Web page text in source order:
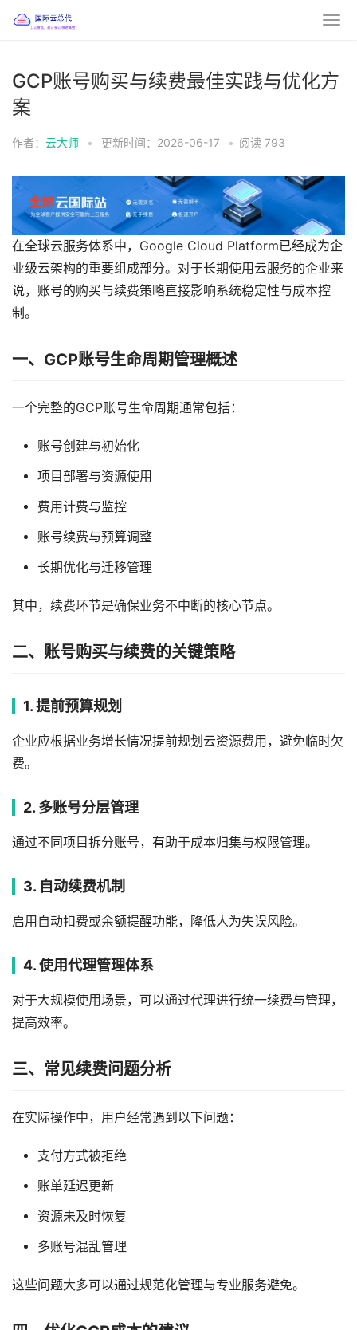
GCP账号购买与续费最佳实践与优化方
案
作者： 云大师 • 更新时间：2026-06-17 • 阅读 793
在全球云服务体系中， Google Cloud Platform已经成为企
业级云架构的重要组成部分。对于长期使用云服务的企业来
说，账号的购买与续费策略直接影响系统稳定性与成本控
制。
一、GCP账号生命周期管理概述
一个完整的GCP账号生命周期通常包括：
账号创建与初始化
项目部署与资源使用
费用计费与监控
账号续费与预算调整
长期优化与迁移管理
其中，续费环节是确保业务不中断的核心节点。
二、账号购买与续费的关键策略
1. 提前预算规划
企业应根据业务增长情况提前规划云资源费用，避免临时欠
费。
2. 多账号分层管理
通过不同项目拆分账号，有助于成本归集与权限管理。
3. 自动续费机制
启用自动扣费或余额提醒功能，降低人为失误风险。
4. 使用代理管理体系
对于大规模使用场景，可以通过代理进行统一续费与管理，
提高效率。
三、常见续费问题分析
在实际操作中，用户经常遇到以下问题：
支付方式被拒绝
账单延迟更新
资源未及时恢复
多账号混乱管理
这些问题大多可以通过规范化管理与专业服务避免。